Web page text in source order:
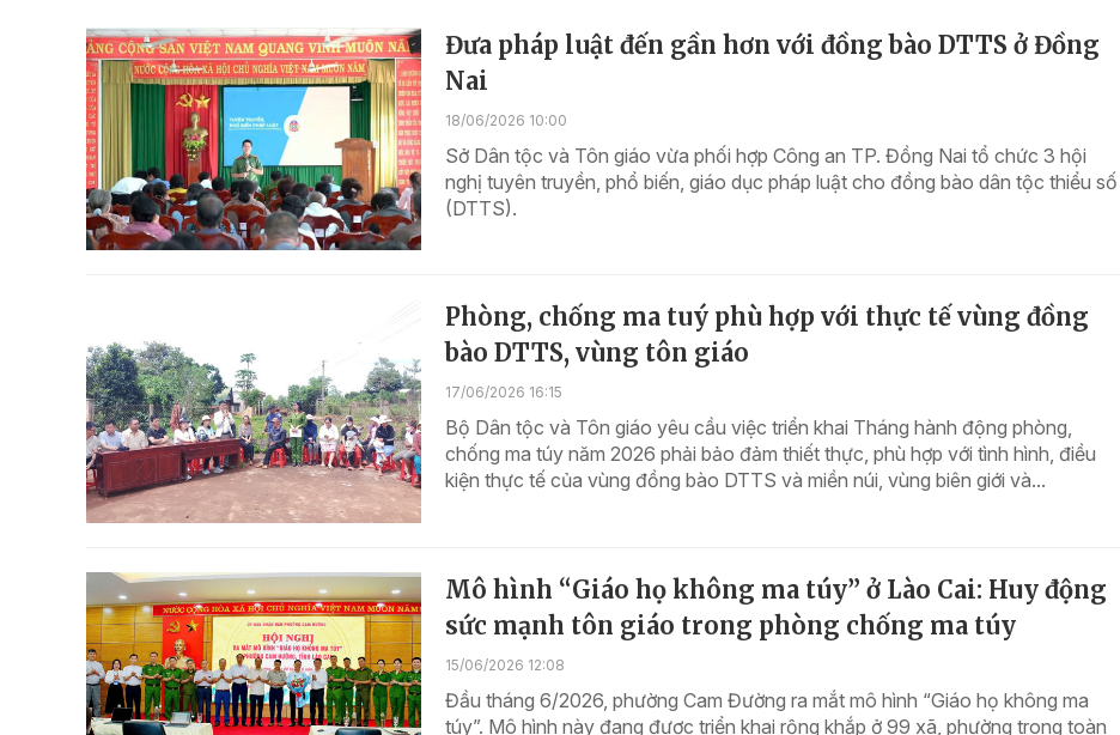
Đưa pháp luật đến gần hơn với đồng bào DTTS ở Đồng
Nai
18/06/2026 10:00
Sở Dân tộc và Tôn giáo vừa phối hợp Công an TP. Đồng Nai tổ chức 3 hội
nghị tuyên truyền, phổ biến, giáo dục pháp luật cho đồng bào dân tộc thiểu số
(DTTS).
Phòng, chống ma tuý phù hợp với thực tế vùng đồng
bào DTTS, vùng tôn giáo
17/06/2026 16:15
Bộ Dân tộc và Tôn giáo yêu cầu việc triển khai Tháng hành động phòng,
chống ma túy năm 2026 phải bảo đảm thiết thực, phù hợp với tình hình, điều
kiện thực tế của vùng đồng bào DTTS và miền núi, vùng biên giới và...
Mô hình “Giáo họ không ma túy” ở Lào Cai: Huy động
sức mạnh tôn giáo trong phòng chống ma túy
15/06/2026 12:08
Đầu tháng 6/2026, phường Cam Đường ra mắt mô hình “Giáo họ không ma
túy”. Mô hình này đang được triển khai rộng khắp ở 99 xã, phường trong toàn